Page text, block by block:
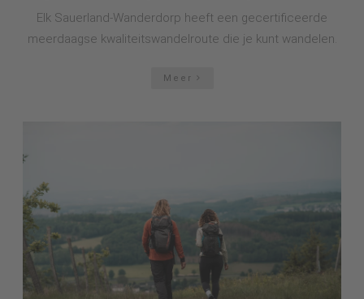
Elk Sauerland-Wanderdorp heeft een gecertificeerde
meerdaagse kwaliteitswandelroute die je kunt wandelen.
Meer